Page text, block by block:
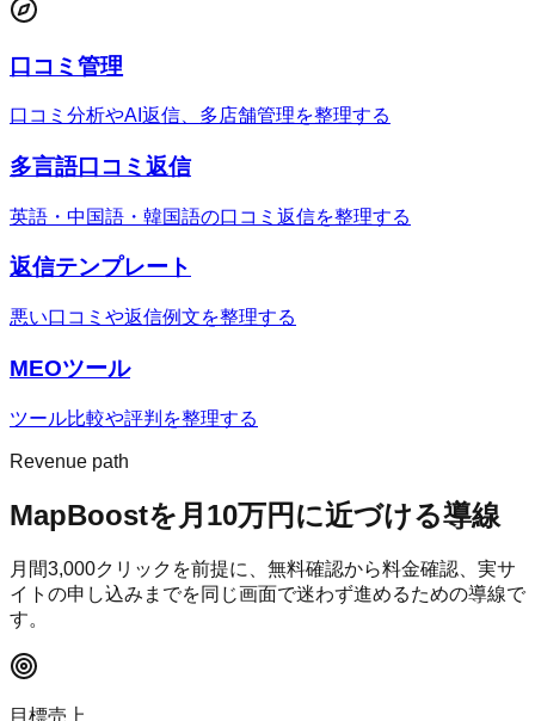
口コミ管理
口コミ分析やAI返信、多店舗管理を整理する
多言語口コミ返信
英語・中国語・韓国語の口コミ返信を整理する
返信テンプレート
悪い口コミや返信例文を整理する
MEOツール
ツール比較や評判を整理する
Revenue path
MapBoostを月10万円に近づける導線
月間3,000クリックを前提に、無料確認から料金確認、実サ
イトの申し込みまでを同じ画面で迷わず進めるための導線で
す。
目標売上